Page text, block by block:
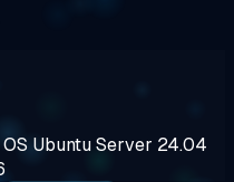
OS Ubuntu Server 24.04